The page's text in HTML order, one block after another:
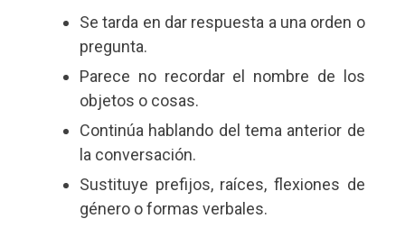
Se tarda en dar respuesta a una orden o
pregunta.
Parece no recordar el nombre de los
objetos o cosas.
Continúa hablando del tema anterior de
la conversación.
Sustituye prefijos, raíces, flexiones de
género o formas verbales.